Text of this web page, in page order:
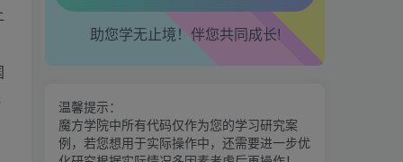
金手指分析系统，曾经市场
价39800
神奇九转指标
腰也不酸了！
助您学无止境！伴您共同成长!
温馨提示：
魔方学院中所有代码仅作为您的学习研究案
例，若您想用于实际操作中，还需要进一步优